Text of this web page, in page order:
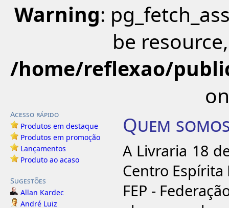
Warning:
be
/home/reflexao/
Acesso rápido
Produtos em destaque
Produtos em promoção
Lançamentos
Produto ao acaso
Sugestões
Allan Kardec
André Luiz
Quem
A Livraria 18
Centro
FEP -